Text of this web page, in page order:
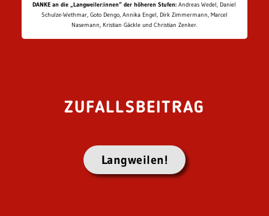
DANKE an die „Langweiler:innen“ der höheren Stufen: Andreas Wedel, Daniel
Schulze-Wethmar, Goto Dengo, Annika Engel, Dirk Zimmermann, Marcel
Nasemann, Kristian Gäckle und Christian Zenker.
ZUFALLSBEITRAG
Langweilen!